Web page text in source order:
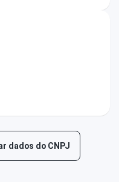
dados do CNPJ